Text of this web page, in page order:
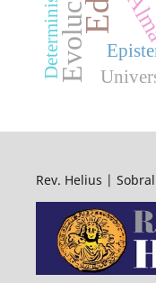
Rev. Helius |